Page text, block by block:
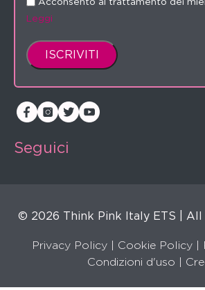
Leggi
Seguici
© 2026 Think Pink Italy ETS | All
Privacy Policy Cookie Policy
Condizioni d'uso |